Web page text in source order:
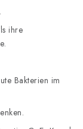
ihre
Bakterien im